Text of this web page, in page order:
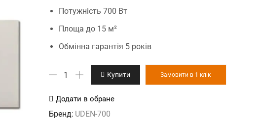
Потужність 700 Вт
Площа до 15 м²
Обмінна гарантія 5 років
"Танок"
обігрівач
кількість
Купити Замовити в 1 клік
Додати в обране
Бренд: UDEN-700